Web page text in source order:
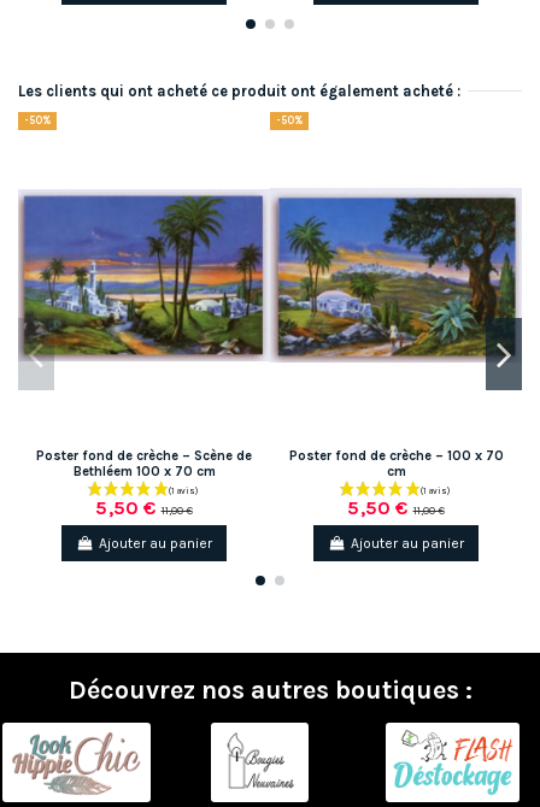
Les clients qui ont acheté ce produit ont également acheté :
-50%
Poster fond de crèche – Scène de
Bethléem 100 x 70 cm
5,50 €11,00 €
Ajouter au panier
-50%
Poster fond de crèche – 100 x 70
cm
5,50 €11,00 €
Ajouter au panier
Découvrez nos autres boutiques :